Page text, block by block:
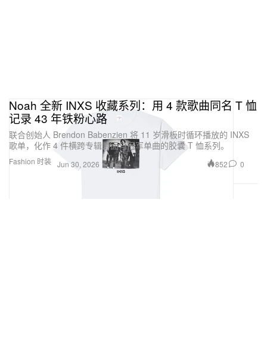
Fashion 时装
Noah 全新 INXS 收藏系列：用 4 款歌曲同名 T 恤
记录 43 年铁粉心路
联合创始人 Brendon Babenzien 将 11 岁滑板时循环播放的 INXS
歌单，化作 4 件横跨专辑封面与冠军单曲的胶囊 T 恤系列。
Jun 30, 2026 852 0